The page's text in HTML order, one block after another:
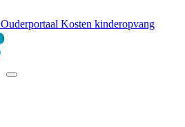
Ouderportaal Kosten kinderopvang